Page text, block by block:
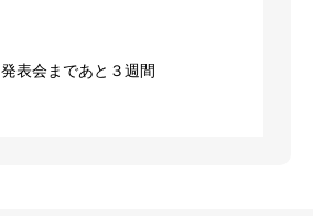
発表会まであと３週間
発表会に向けて